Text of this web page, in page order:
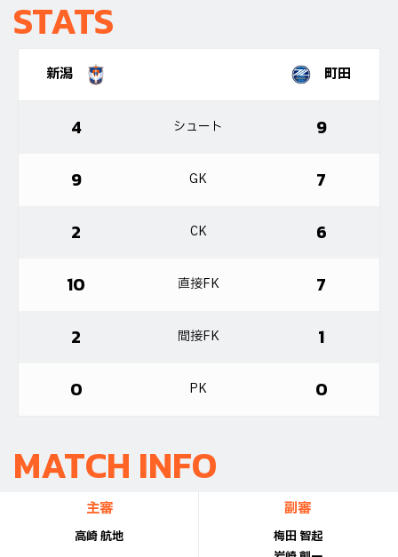
STATS
新潟 町田
4 シュート
9
9
GK
7
2
CK
6
10
直接FK
7
2
間接FK
1
0
PK 0
MATCH INFO
主審
高崎 航地
副審
梅田 智起